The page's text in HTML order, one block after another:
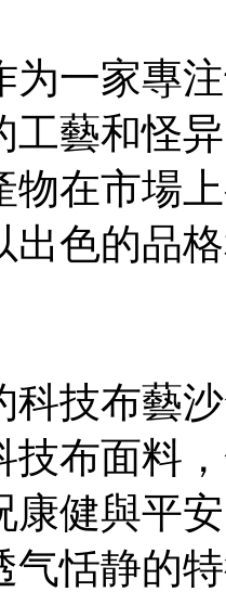
为一家專
工藝和怪
物在市場
出色的品
科技布藝
技布面料
康健與平
气恬静的